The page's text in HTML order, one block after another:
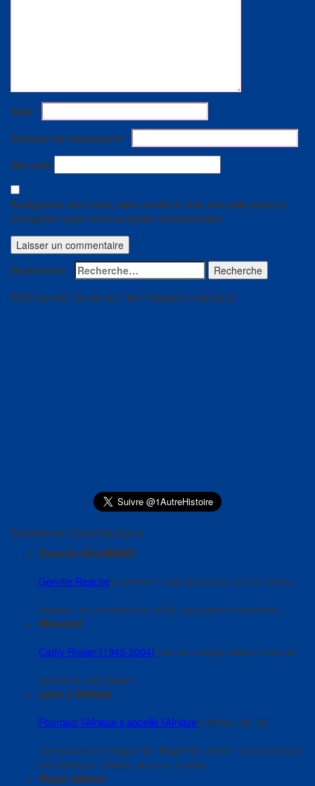
Nom *
Adresse de messagerie *
Site web
Enregistrer mon nom, mon e-mail et mon site web dans le
navigateur pour mon prochain commentaire.
Rechercher : Recherche
Retrouvez-nous sur les réseaux sociaux
Dernières Contributions
Quentin MOLIMARD
Gerville Reachela pomme n'est pas tombé loin de l'arbre..
chasser les monstres de la cité, programme inachevé...
Winsdorf
Cathy Rosier (1945-2004)Tres belle interprétation dans le
samourai avec Delon .
Léon L'Africain
Pourquoi l’Afrique s’appelle l’AfriqueL'Ifrikiya (de Ifri)
correspond à la région du "Maghreb central" et sa Capitale
fut Carthage. Disons, que sur la carte
Roger Adenot